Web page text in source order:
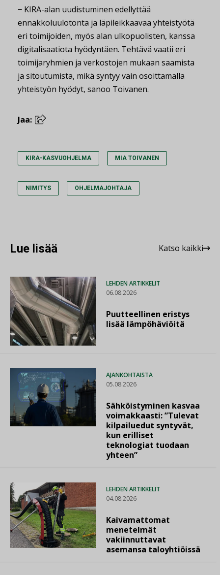
− KIRA-alan uudistuminen edellyttää
ennakkoluulotonta ja läpileikkaavaa yhteistyötä
eri toimijoiden, myös alan ulkopuolisten, kanssa
digitalisaatiota hyödyntäen. Tehtävä vaatii eri
toimijaryhmien ja verkostojen mukaan saamista
ja sitoutumista, mikä syntyy vain osoittamalla
yhteistyön hyödyt, sanoo Toivanen.
Jaa:
KIRA-KASVUOHJELMA MIA TOIVANEN
NIMITYS OHJELMAJOHTAJA
Lue lisää Katso kaikki
LEHDEN ARTIKKELIT
06.08.2026
Puutteellinen eristys
lisää lämpöhäviöitä
AJANKOHTAISTA
05.08.2026
Sähköistyminen kasvaa
voimakkaasti: ”Tulevat
kilpailuedut syntyvät,
kun erilliset
teknologiat tuodaan
yhteen”
LEHDEN ARTIKKELIT
04.08.2026
Kaivamattomat
menetelmät
vakiinnuttavat
asemansa taloyhtiöissä